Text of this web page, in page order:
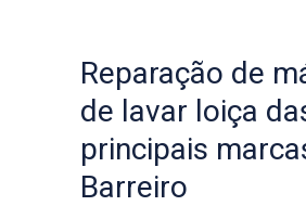
Reparação de
de lavar loiça
principais
Barreiro